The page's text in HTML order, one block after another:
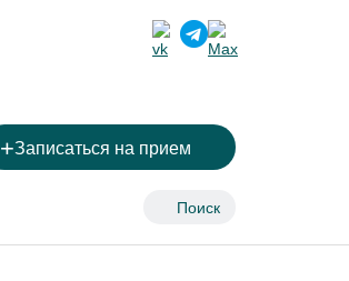
+Записаться на прием
Поиск